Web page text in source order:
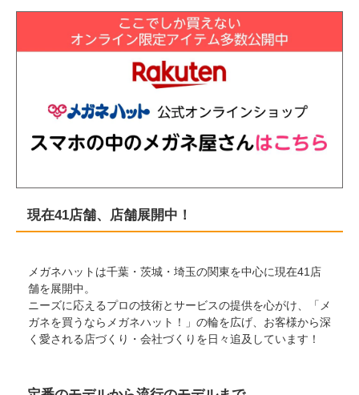
現在41店舗、店舗展開中！
メガネハットは千葉・茨城・埼玉の関東を中心に現在41店
舗を展開中。
ニーズに応えるプロの技術とサービスの提供を心がけ、「メ
ガネを買うならメガネハット！」の輪を広げ、お客様から深
く愛される店づくり・会社づくりを日々追及しています！